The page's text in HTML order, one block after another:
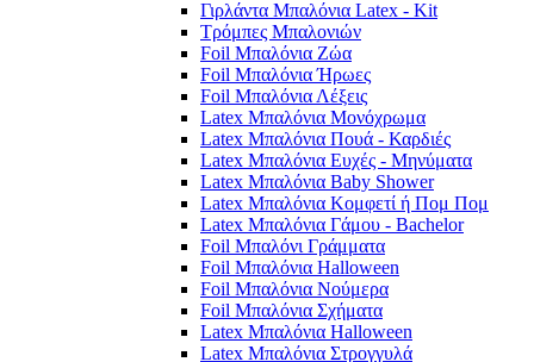
Γιρλάντα Μπαλόνια Latex - Kit
Τρόμπες Μπαλονιών
Foil Μπαλόνια Ζώα
Foil Μπαλόνια Ήρωες
Foil Μπαλόνια Λέξεις
Latex Μπαλόνια Μονόχρωμα
Latex Μπαλόνια Πουά - Καρδιές
Latex Μπαλόνια Ευχές - Μηνύματα
Latex Μπαλόνια Baby Shower
Latex Μπαλόνια Κομφετί ή Πομ Πομ
Latex Μπαλόνια Γάμου - Bachelor
Foil Μπαλόνι Γράμματα
Foil Μπαλόνια Halloween
Foil Μπαλόνια Νούμερα
Foil Μπαλόνια Σχήματα
Latex Μπαλόνια Halloween
Latex Μπαλόνια Στρογγυλά